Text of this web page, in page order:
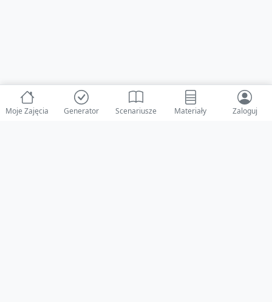
Moje Zajęcia Generator Scenariusze Materiały Zaloguj